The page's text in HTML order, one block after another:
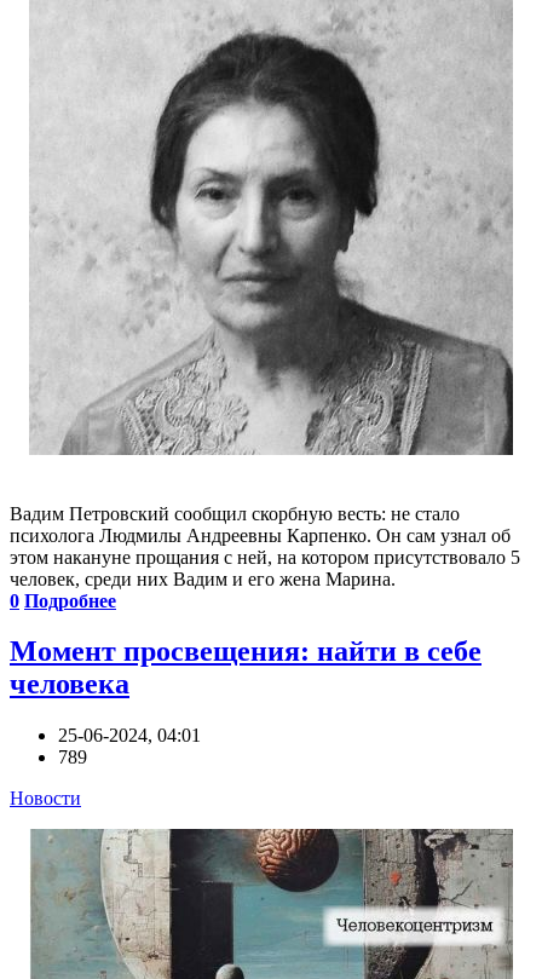
Вадим Петровский сообщил скорбную весть: не стало
психолога Людмилы Андреевны Карпенко. Он сам узнал об
этом накануне прощания с ней, на котором присутствовало 5
человек, среди них Вадим и его жена Марина.
0 Подробнее
Момент просвещения: найти в себе
человека
25-06-2024, 04:01
789
Новости